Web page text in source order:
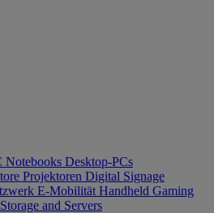
Notebooks Desktop-PCs
Projektoren Digital Signage
E-Mobilität Handheld Gaming
and Servers